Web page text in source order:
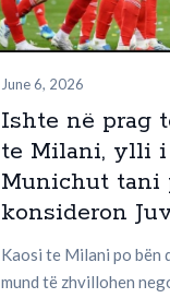
June 6, 2026
Ishte në prag
te Milani, ylli i
Munichut tani
konsideron
Kaosi te Milani po bën
mund të zhvillohen